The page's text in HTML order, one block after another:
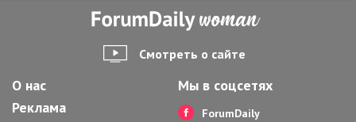
ИММИГРАЦИЯ В США
АВТОРСКИЕ КОЛОНКИ
Смотреть о сайте
О нас
Реклама
Мы в соцсетях
ForumDaily